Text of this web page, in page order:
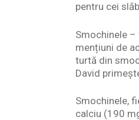
pentru cei
Smochinele
mențiuni de
turtă din
David
Smochinele,
calciu (190